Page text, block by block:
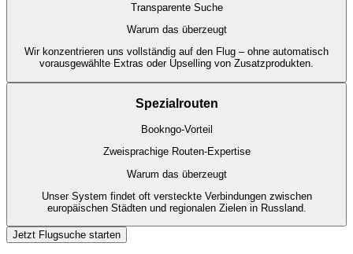
Transparente Suche
Warum das überzeugt
Wir konzentrieren uns vollständig auf den Flug – ohne automatisch
vorausgewählte Extras oder Upselling von Zusatzprodukten.
Spezialrouten
Bookngo-Vorteil
Zweisprachige Routen-Expertise
Warum das überzeugt
Unser System findet oft versteckte Verbindungen zwischen
europäischen Städten und regionalen Zielen in Russland.
Jetzt Flugsuche starten